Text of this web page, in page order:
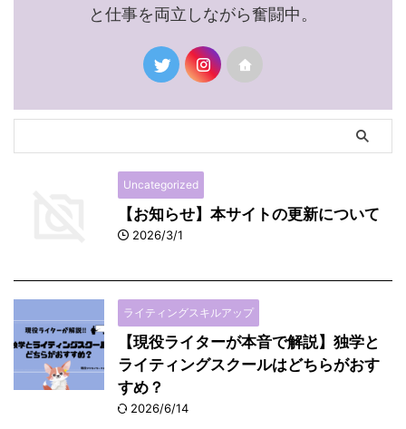
と仕事を両立しながら奮闘中。
Uncategorized
【お知らせ】本サイトの更新について
2026/3/1
ライティングスキルアップ
【現役ライターが本音で解説】独学と
ライティングスクールはどちらがおす
すめ？
2026/6/14